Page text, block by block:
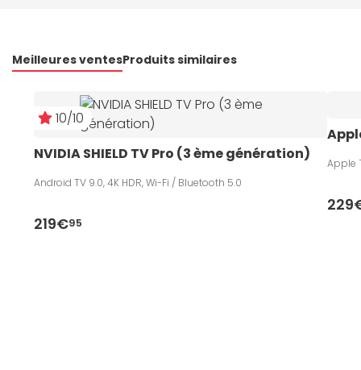
Meilleures ventesProduits similaires
10/10
NVIDIA SHIELD TV Pro (3 ème génération)
Android TV 9.0, 4K HDR, Wi-Fi / Bluetooth 5.0
219€95